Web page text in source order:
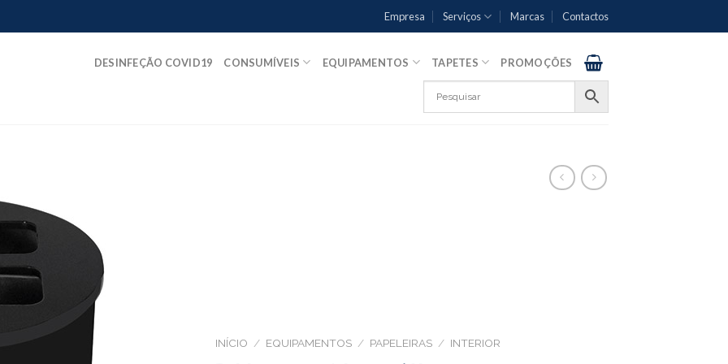
Empresa Serviços Marcas Contactos
DESINFEÇÃO COVID19 CONSUMÍVEIS EQUIPAMENTOS TAPETES PROMOÇÕES
INÍCIO / EQUIPAMENTOS / PAPELEIRAS / INTERIOR